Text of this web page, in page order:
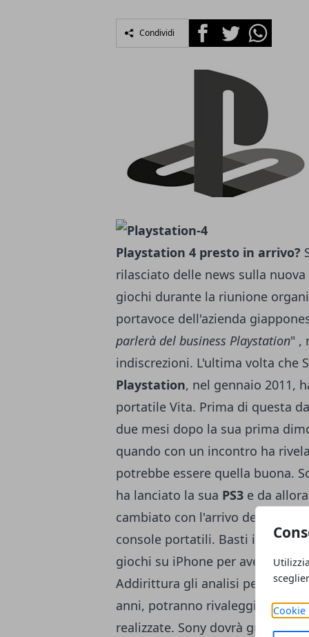
Cookie
Condividi FacebookTwitterWhatsapp
Playstation 4 presto in arrivo?
rilasciato delle news sulla
giochi durante la riunione
portavoce dell'azienda
parlerà del business Playstation" ,
indiscrezioni. L'ultima volta che
Playstation, nel gennaio 2011,
portatile Vita. Prima di questa
due mesi dopo la sua prima
quando con un incontro ha
potrebbe essere quella buona.
ha lanciato la sua PS3 e da
cambiato con l'arrivo degli
console portatili. Basti infatti
giochi su iPhone per avere una
Addirittura gli analisi pensano
anni, potranno rivaleggiare ad
realizzate. Sony dovrà